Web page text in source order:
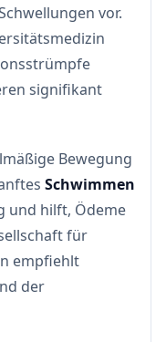
vor.
signifikant
Bewegung
Schwimmen
und hilft, Ödeme
für
empfiehlt
der